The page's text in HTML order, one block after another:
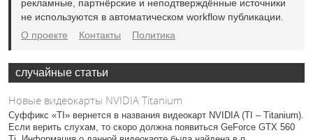
рекламные, партнёрские и неподтверждённые источники
не используются в автоматическом workflow публикации.
О проекте
Контакты Политика
случайные статьи
Новые видеокарты NVIDIA Titanium
Суффикс «TI» вернется в названия видеокарт NVIDIA (TI – Titanium).
Если верить слухам, то скоро должна появиться GeForce GTX 560